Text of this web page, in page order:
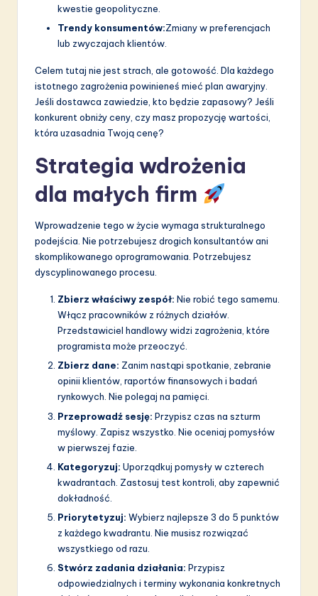
kwestie geopolityczne.
Trendy konsumentów:Zmiany w preferencjach
lub zwyczajach klientów.
Celem tutaj nie jest strach, ale gotowość. Dla każdego
istotnego zagrożenia powinieneś mieć plan awaryjny.
Jeśli dostawca zawiedzie, kto będzie zapasowy? Jeśli
konkurent obniży ceny, czy masz propozycję wartości,
która uzasadnia Twoją cenę?
Strategia wdrożenia
dla małych firm
Wprowadzenie tego w życie wymaga strukturalnego
podejścia. Nie potrzebujesz drogich konsultantów ani
skomplikowanego oprogramowania. Potrzebujesz
dyscyplinowanego procesu.
Zbierz właściwy zespół: Nie robić tego samemu.
Włącz pracowników z różnych działów.
Przedstawiciel handlowy widzi zagrożenia, które
programista może przeoczyć.
Zbierz dane: Zanim nastąpi spotkanie, zebranie
opinii klientów, raportów finansowych i badań
rynkowych. Nie polegaj na pamięci.
Przeprowadź sesję: Przypisz czas na szturm
myślowy. Zapisz wszystko. Nie oceniaj pomysłów
w pierwszej fazie.
Kategoryzuj: Uporządkuj pomysły w czterech
kwadrantach. Zastosuj test kontroli, aby zapewnić
dokładność.
Priorytetyzuj: Wybierz najlepsze 3 do 5 punktów
z każdego kwadrantu. Nie musisz rozwiązać
wszystkiego od razu.
Stwórz zadania działania: Przypisz
odpowiedzialnych i terminy wykonania konkretnych